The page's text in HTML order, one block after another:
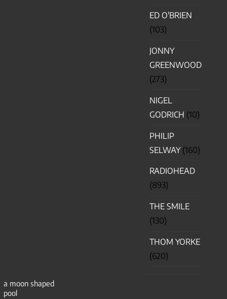
ED O'BRIEN
(103)
JONNY
GREENWOOD
(273)
NIGEL
GODRICH (10)
PHILIP
SELWAY(160)
RADIOHEAD
(893)
THE SMILE
(130)
THOM YORKE
(620)
a moon shaped
pool